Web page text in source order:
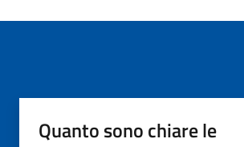
Quanto sono chiare le